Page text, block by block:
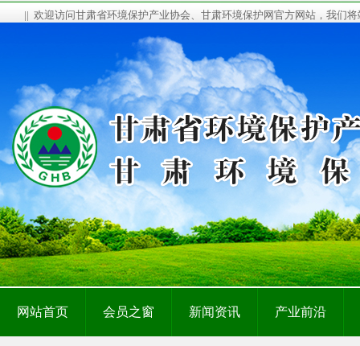
|| 欢迎访问甘肃省环境保护产业协会、甘肃环境保护网官方网站，我们
网站首页 会员之窗 新闻资讯 产业前沿